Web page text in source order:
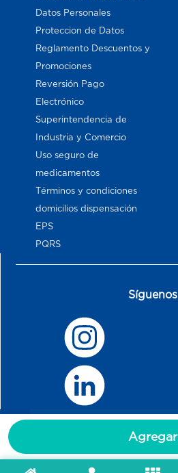
Agregar
Datos Personales
Proteccion de Datos
Reglamento Descuentos y
Promociones
Reversión Pago
Electrónico
Superintendencia de
Industria y Comercio
Uso seguro de
medicamentos
Términos y condiciones
domicilios dispensación
EPS
PQRS
Síguenos